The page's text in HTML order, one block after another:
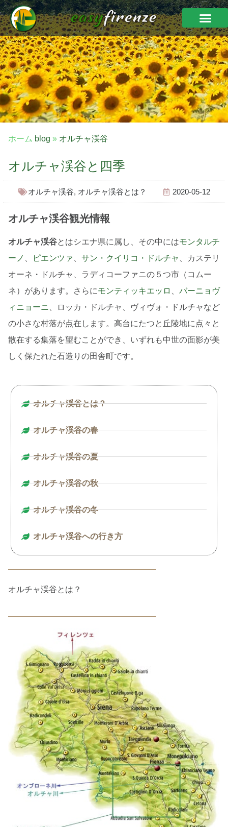
ホーム blog » オルチャ渓谷
オルチャ渓谷と四季
オルチャ渓谷, オルチャ渓谷とは？ 2020-05-12
オルチャ渓谷観光情報
オルチャ渓谷とはシエナ県に属し、その中にはモンタルチ
ーノ
ピエンツァ サン・クイリコ・ドルチャ
、カステリ
オーネ・ドルチャ、ラディコーファニの５つ市（コムー
ネ）があります。さらにモンティッキエッロ
バーニョヴ
ィニョーニ
、ロッカ・ドルチャ、ヴィヴォ・ドルチャなど
の小さな村落が点在します。高台にたつと丘陵地に点々と
散在する集落を望むことができ、いずれも中世の面影が美
しく保たれた石造りの田舎町です。
オルチャ渓谷とは？
オルチャ渓谷の春
オルチャ渓谷の夏
オルチャ渓谷の秋
オルチャ渓谷の冬
オルチャ渓谷への行き方
オルチャ渓谷とは？